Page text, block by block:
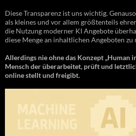
Diese Transparenz ist uns wichtig.
als kleines und vor allem größtenteils
die Nutzung moderner KI Angebote
diese Menge an inhaltlichen Angeboten zu
Allerdings nie ohne das Konzept „Human
Mensch der überarbeitet, prüft und
online stellt und freigibt.